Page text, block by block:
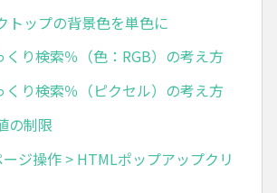
トップの背景色を単色に
くり検索％（色：RGB）の考え方
くり検索％（ピクセル）の考え方
の制限
ジ操作 > HTMLポップアップクリ